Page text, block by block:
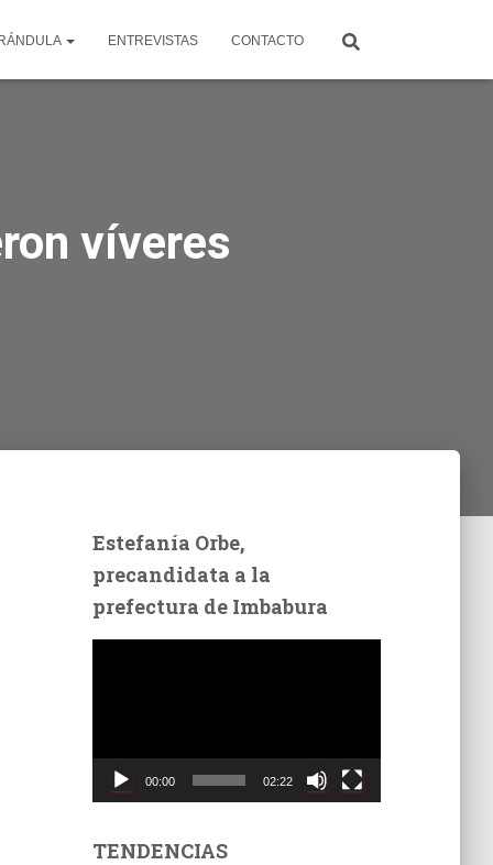
ENTREVISTAS CONTACTO
víveres
Estefanía Orbe,
precandidata a la
prefectura de Imbabura
t
00:00 02:22
TENDENCIAS